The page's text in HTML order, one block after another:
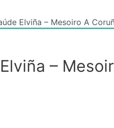
Elviña – Mesoiro A
–